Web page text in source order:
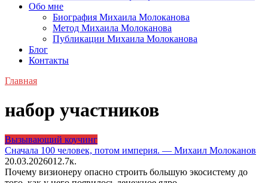
Обо мне
Биография Михаила Молоканова
Метод Михаила Молоканова
Публикации Михаила Молоканова
Блог
Контакты
Главная
набор участников
Вызывающий коучинг
Сначала 100 человек, потом империя. — Михаил Молоканов
20.03.2026012.7к.
Почему визионеру опасно строить большую экосистему до